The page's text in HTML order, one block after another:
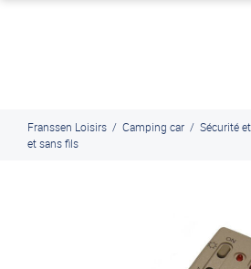
Franssen Loisirs / Camping car / Sécurité
et sans fils